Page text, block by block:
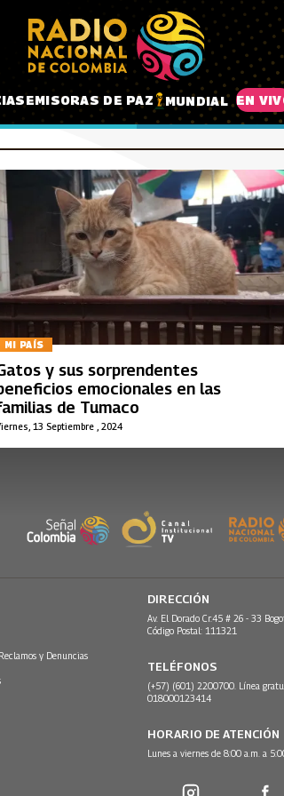
EMISORAS DE PAZ MUNDIAL EN
MI PAÍS
13 Septiembre , 2024
y sus sorprendentes
emocionales en las
de Tumaco
y Denuncias
DIRECCIÓN
Av. El Dorado Cr.45 # 26 - 33
Código Postal: 111321
TELÉFONOS
(+57) (601) 2200700. Línea
018000123414
HORARIO DE ATENCIÓN
Lunes a viernes de 8:00 a.m. a